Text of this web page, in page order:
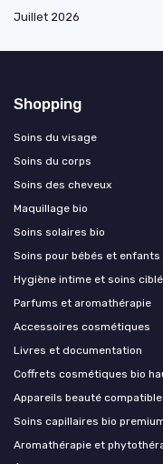
Juillet 2026
Shopping
Soins du visage
Soins du corps
Soins des cheveux
Maquillage bio
Soins solaires bio
Soins pour bébés et enfants
Hygiène intime et soins
Parfums et aromathérapie
Accessoires cosmétiques
Livres et documentation
Coffrets cosmétiques bio
Appareils beauté
Soins capillaires bio
Aromathérapie et